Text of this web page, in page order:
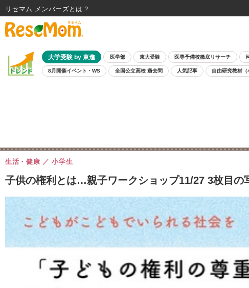
大学受験 by 東進 医学部 東大受験 医専予備校徹底リサーチ
8月開催イベント・WS 全国公立高校 過去問 人気記事 自由研究教材（
子供の権利とは…親子ワークショップ11/27 3枚目の
生活・健康 小学生
リセマム メンバーズ